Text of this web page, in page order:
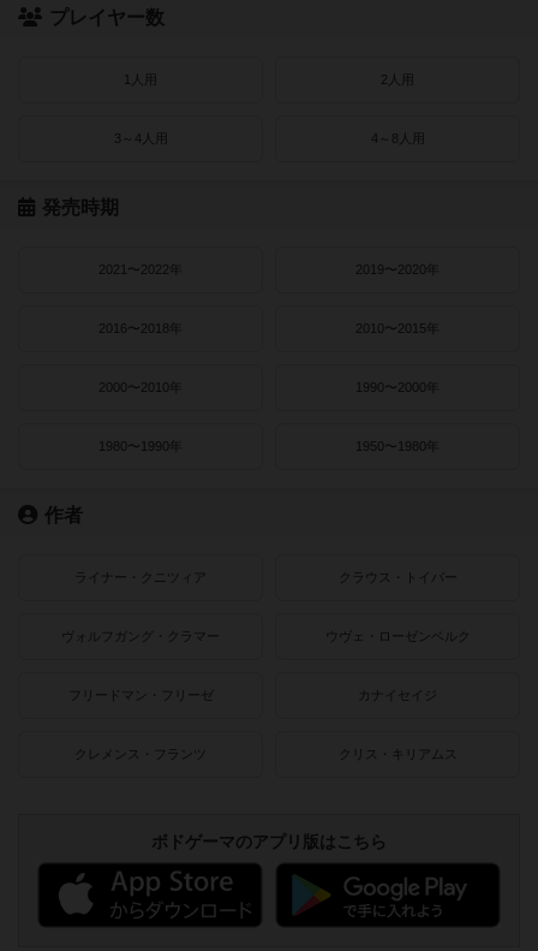
プレイヤー数
1人用 2人用
3～4人用 4～8人用
発売時期
2021〜2022年 2019〜2020年
2016〜2018年 2010〜2015年
2000〜2010年 1990〜2000年
1980〜1990年 1950〜1980年
作者
ライナー・クニツィア クラウス・トイバー
ヴォルフガング・クラマー ウヴェ・ローゼンベルク
フリードマン・フリーゼ カナイセイジ
クレメンス・フランツ クリス・キリアムス
ボドゲーマのアプリ版はこちら